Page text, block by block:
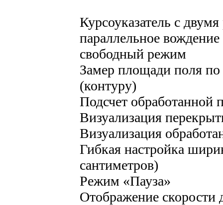
Курсоуказатель с
параллельное
свободный режим
Замер площади поля по
(контуру)
Подсчет обработанной
Визуализация
Визуализация
Гибкая настройка
сантиметров)
Режим «Пауза»
Отображение скорости